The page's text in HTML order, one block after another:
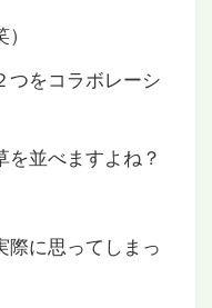
つをコラボレーシ
並べますよね？
に思ってしまっ